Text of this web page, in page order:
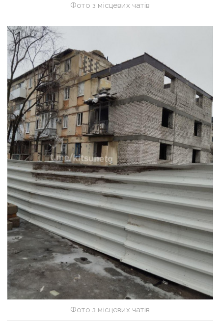
Фото з місцевих чатів
Фото з місцевих чатів